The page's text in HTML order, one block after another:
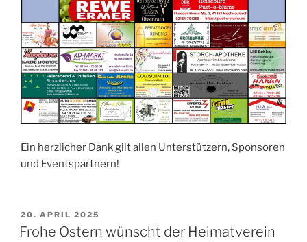
Ein herzlicher Dank gilt allen Unterstützern, Sponsoren
und Eventspartnern!
VERÖFFENTLICHT
AM
20. APRIL 2025
Frohe Ostern wünscht der Heimatverein